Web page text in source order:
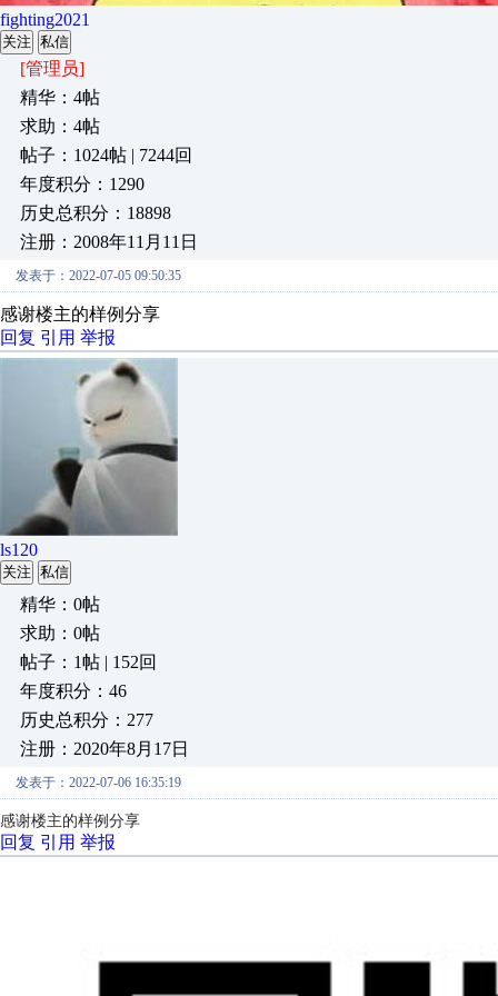
fighting2021
关注 私信
[管理员]
精华：4帖
求助：4帖
帖子：1024帖 | 7244回
年度积分：1290
历史总积分：18898
注册：2008年11月11日
发表于：2022-07-05 09:50:35
感谢楼主的样例分享
回复 引用 举报
ls120
关注 私信
精华：0帖
求助：0帖
帖子：1帖 | 152回
年度积分：46
历史总积分：277
注册：2020年8月17日
发表于：2022-07-06 16:35:19
感谢楼主的样例分享
回复 引用 举报